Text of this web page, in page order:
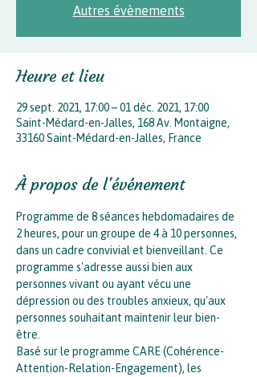
Autres évènements
Heure et lieu
29 sept. 2021, 17:00 – 01 déc. 2021, 17:00
Saint-Médard-en-Jalles, 168 Av. Montaigne,
33160 Saint-Médard-en-Jalles, France
À propos de l'événement
Programme de 8 séances hebdomadaires de
2 heures, pour un groupe de 4 à 10 personnes,
dans un cadre convivial et bienveillant. Ce
programme s'adresse aussi bien aux
personnes vivant ou ayant vécu une
dépression ou des troubles anxieux, qu'aux
personnes souhaitant maintenir leur bien-
être.
Basé sur le programme CARE (Cohérence-
Attention-Relation-Engagement), les